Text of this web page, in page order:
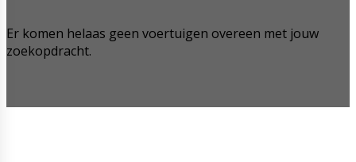
Er komen helaas geen voertuigen overeen met jouw
zoekopdracht.